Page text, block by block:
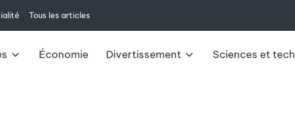
Tous les articles
Économie Divertissement Sciences et tech